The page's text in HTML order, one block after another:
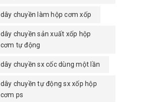
dây chuyền làm hộp cơm xốp
dây chuyền sản xuất xốp hộp
cơm tự động
dây chuyền sx cốc dùng một lần
dây chuyền tự động sx xốp hộp
cơm ps